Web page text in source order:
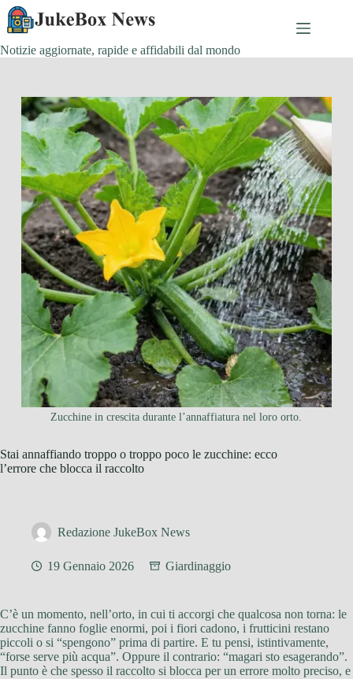
Salta
contenuto
Notizie aggiornate, rapide e affidabili dal mondo
Zucchine in crescita durante l’annaffiatura nel loro orto.
Stai annaffiando troppo o troppo poco le zucchine: ecco
l’errore che blocca il raccolto
Redazione JukeBox News
19 Gennaio 2026 Giardinaggio
C’è un momento, nell’orto, in cui ti accorgi che qualcosa non torna: le
zucchine fanno foglie enormi, poi i fiori cadono, i frutticini restano
piccoli o si “spengono” prima di partire. E tu pensi, istintivamente,
“forse serve più acqua”. Oppure il contrario: “magari sto esagerando”.
Il punto è che spesso il raccolto si blocca per un errore molto preciso, e